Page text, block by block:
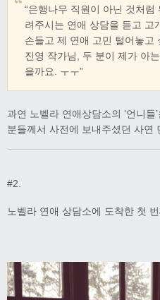
“은행나무 직원이 아닌 것처
려주시는 연애 상담을 듣고 고
손들고 제 연애 고민 털어놓고
진영 작가님, 두 분이 제가 아
을까요. ㅜㅜ”
과연 노벨라 연애상담소의 ‘언니
분들께서 사전에 보내주셨던 사연
#2.
노벨라 연애 상담소에 도착한 첫